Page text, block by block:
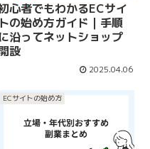
心者でもわかるECサイ
トの始め方ガイド｜手順
に沿ってネットショップ
設
2025.04.06
ECサイトの始め方